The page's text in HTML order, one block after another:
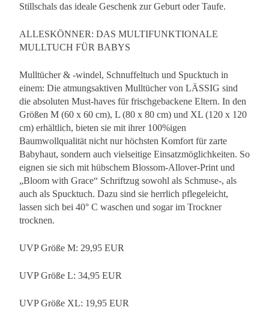
Stillschals das ideale Geschenk zur Geburt oder Taufe.
ALLESKÖNNER: DAS MULTIFUNKTIONALE
MULLTUCH FÜR BABYS
Mulltücher & -windel, Schnuffeltuch und Spucktuch in
einem: Die atmungsaktiven Mulltücher von LÄSSIG sind
die absoluten Must-haves für frischgebackene Eltern. In den
Größen M (60 x 60 cm), L (80 x 80 cm) und XL (120 x 120
cm) erhältlich, bieten sie mit ihrer 100%igen
Baumwollqualität nicht nur höchsten Komfort für zarte
Babyhaut, sondern auch vielseitige Einsatzmöglichkeiten. So
eignen sie sich mit hübschem Blossom-Allover-Print und
„Bloom with Grace“ Schriftzug sowohl als Schmuse-, als
auch als Spucktuch. Dazu sind sie herrlich pflegeleicht,
lassen sich bei 40° C waschen und sogar im Trockner
trocknen.
UVP Größe M: 29,95 EUR
UVP Größe L: 34,95 EUR
UVP Größe XL: 19,95 EUR